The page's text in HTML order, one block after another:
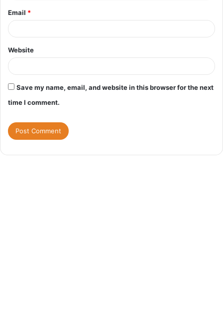
Email *
Website
Save my name, email, and website in this browser for the next
time I comment.